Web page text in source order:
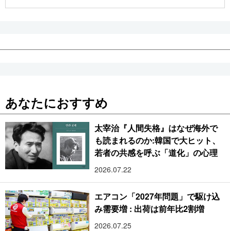
あなたにおすすめ
太宰治『人間失格』はなぜ海外で
も読まれるのか:韓国で大ヒット、
若者の共感を呼ぶ「道化」の心理
2026.07.22
エアコン「2027年問題」で駆け込
み需要増 : 出荷は前年比2割増
2026.07.25